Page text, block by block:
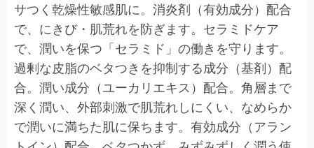
サつく乾燥性敏感肌に。消炎剤（有効成分）配合
で、にきび・肌荒れを防ぎます。セラミドケア
で、潤いを保つ「セラミド」の働きを守ります。
過剰な皮脂のベタつきを抑制する成分（基剤）配
合。潤い成分（ユーカリエキス）配合。角層まで
深く潤い、外部刺激で肌荒れしにくい、なめらか
で潤いに満ちた肌に保ちます。有効成分（アラン